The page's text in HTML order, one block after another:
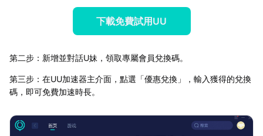
下載免費試用UU
第二步：新增並對話U妹，領取專屬會員兌換碼。
第三步：在UU加速器主介面，點選「優惠兌換」，輸入獲得的兌換
碼，即可免費加速時長。